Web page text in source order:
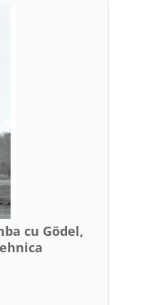
cu Gödel,